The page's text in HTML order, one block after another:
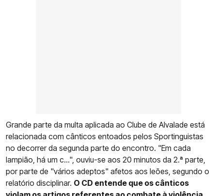
Grande parte da multa aplicada ao Clube de Alvalade está
relacionada com cânticos entoados pelos Sportinguistas
no decorrer da segunda parte do encontro. "Em cada
lampião, há um c...", ouviu-se aos 20 minutos da 2.ª parte,
por parte de "vários adeptos" afetos aos leões, segundo o
relatório disciplinar. O CD entende que os cânticos